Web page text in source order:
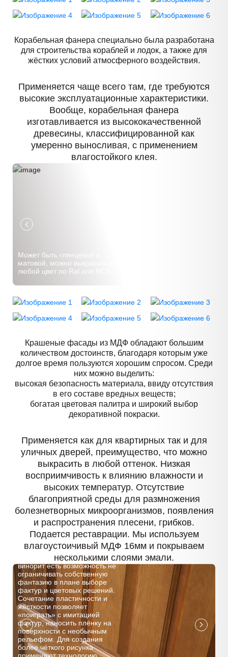
Применяется чаще всего там, где требуются
высокие эксплуатационные характеристики.
Вообще, корабельная фанера
изготавливается из высококачественной
древесины, классифицированной как
умеренно выносливая, с применением
влагостойкого клея.
Корабельная фанера специально была разработана
для строительства кораблей и лодок, а также для
жёстких условий атмосферного воздействия.
Может быть глянцевой и
матовой, можно выкрасить в
любой цвет по Ral или NCS.
Применяется как для квартирных так и для
уличных дверей, преимущество, что можно
выкрасить в любой оттенок. Низкая
восприимчивость к влиянию влажности и
высоких температур. Отсутствие
благоприятной среды для размножения
болезнетворных микроорганизмов, появления
и распространения плесени, грибков.
Подается реставрации. Мы используем
влагоустоичивый МДФ 16мм и покрываем
несколькими слоями эмали.
Крашеные фасады из МДФ обладают большим
количеством достоинств, благодаря которым уже
долгое время пользуются хорошим спросом. Среди
них можно выделить:
высокая безопасность материала, ввиду отсутствия
в его составе вредных веществ;
богатая цветовая палитра и широкий выбор
декоративной покраски.
При выборе покрытия
винорит есть возможность не
ограничивать собственную
фантазию в плане выборе
фактур и цветовых решений.
Сочетание пластичности и
жёсткости позволяет
«поиграть» с имитацией
фактур, наносить плёнку на
поверхности с необычным
рельефом. Для создания
более чёткого рисунка